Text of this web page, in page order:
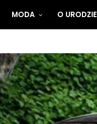
MODA O URODZIE